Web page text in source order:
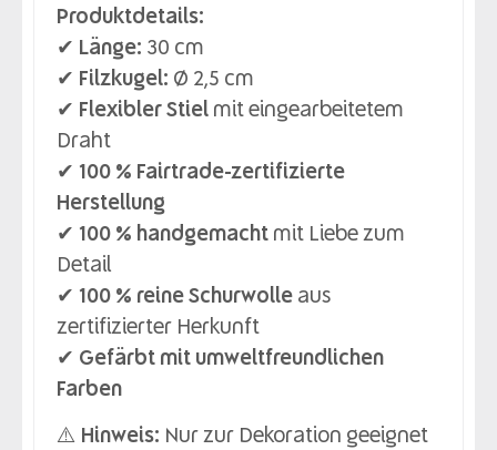
Produktdetails:
✔ Länge: 30 cm
✔ Filzkugel: Ø 2,5 cm
✔ Flexibler Stiel mit eingearbeitetem
Draht
✔ 100 % Fairtrade-zertifizierte
Herstellung
✔ 100 % handgemacht mit Liebe zum
Detail
✔ 100 % reine Schurwolle aus
zertifizierter Herkunft
✔ Gefärbt mit umweltfreundlichen
Farben
⚠️ Hinweis: Nur zur Dekoration geeignet